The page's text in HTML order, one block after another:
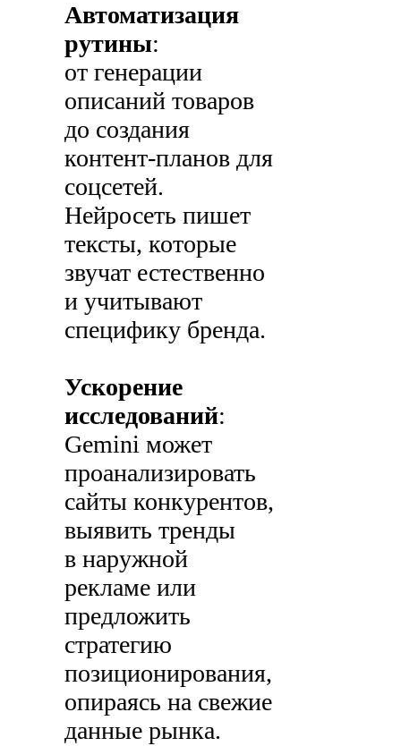
Автоматизация
рутины:
от генерации
описаний товаров
до создания
контент-планов для
соцсетей.
Нейросеть пишет
тексты, которые
звучат естественно
и учитывают
специфику бренда.
Ускорение
исследований:
Gemini может
проанализировать
сайты конкурентов,
выявить тренды
в наружной
рекламе или
предложить
стратегию
позиционирования,
опираясь на свежие
данные рынка.